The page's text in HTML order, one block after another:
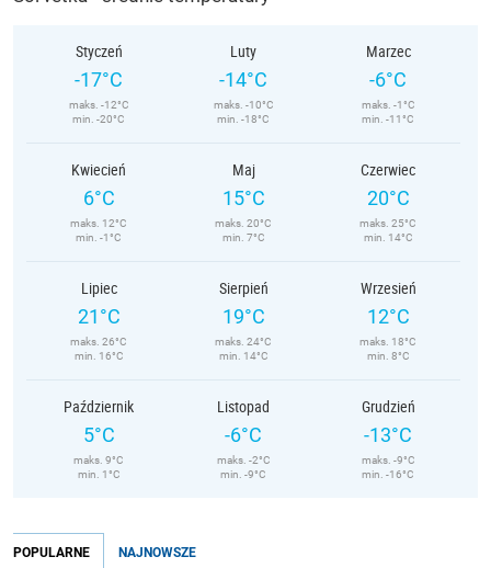
Styczeń
-17°C
maks. -12°C
min. -20°C
Luty
-14°C
maks. -10°C
min. -18°C
Marzec
-6°C
maks. -1°C
min. -11°C
Kwiecień
6°C
maks. 12°C
min. -1°C
Maj
15°C
maks. 20°C
min. 7°C
Czerwiec
20°C
maks. 25°C
min. 14°C
Lipiec
21°C
maks. 26°C
min. 16°C
Sierpień
19°C
maks. 24°C
min. 14°C
Wrzesień
12°C
maks. 18°C
min. 8°C
Październik
5°C
maks. 9°C
min. 1°C
Listopad
-6°C
maks. -2°C
min. -9°C
Grudzień
-13°C
maks. -9°C
min. -16°C
POPULARNE NAJNOWSZE